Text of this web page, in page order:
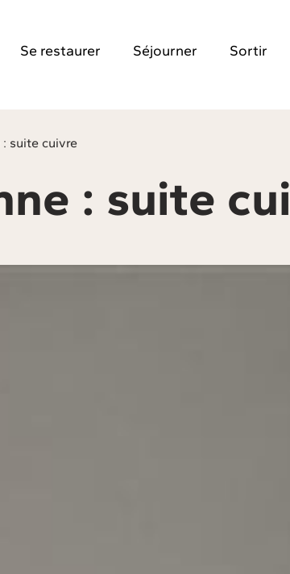
Se restaurer Séjourner Sortir
suite cuivre
: suite